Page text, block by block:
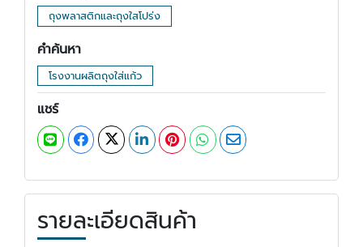
ถุงพลาสติกและถุงใสโปร่ง
คำค้นหา
โรงงานผลิตถุงใส่แก้ว
แชร์
รายละเอียดสินค้า